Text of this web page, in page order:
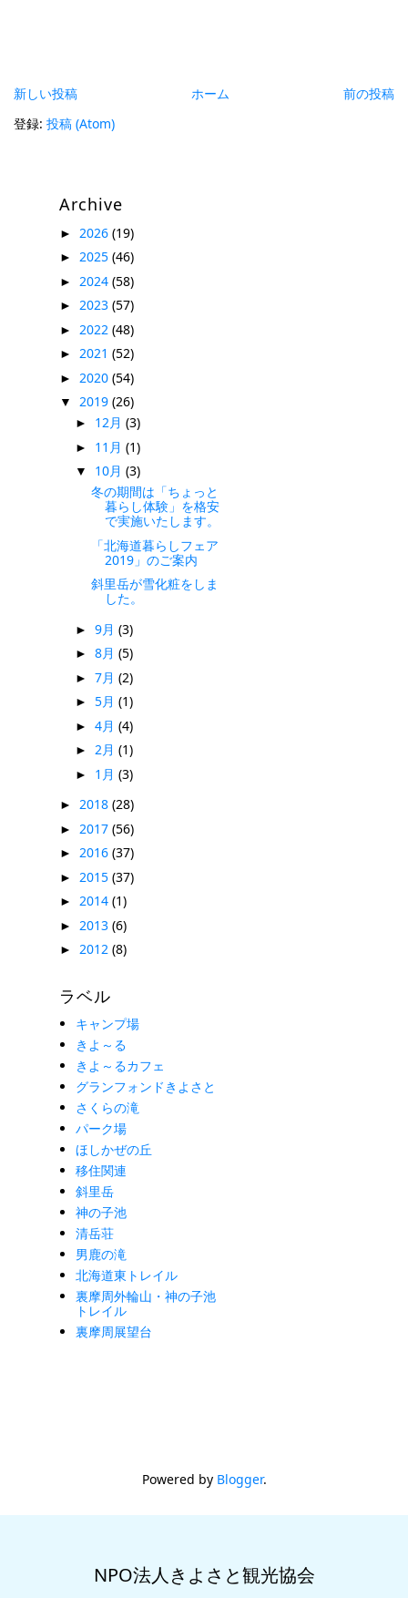
新しい投稿 前の投稿
ホーム
登録: 投稿 (Atom)
Archive
► 2026 (19)
► 2025 (46)
► 2024 (58)
► 2023 (57)
► 2022 (48)
► 2021 (52)
► 2020 (54)
▼ 2019 (26)
► 12月 (3)
► 11月 (1)
▼ 10月 (3)
冬の期間は「ちょっと
暮らし体験」を格安
で実施いたします。
「北海道暮らしフェア
2019」のご案内
斜里岳が雪化粧をしま
した。
► 9月 (3)
► 8月 (5)
► 7月 (2)
► 5月 (1)
► 4月 (4)
► 2月 (1)
► 1月 (3)
► 2018 (28)
► 2017 (56)
► 2016 (37)
► 2015 (37)
► 2014 (1)
► 2013 (6)
► 2012 (8)
ラベル
キャンプ場
きよ～る
きよ～るカフェ
グランフォンドきよさと
さくらの滝
パーク場
ほしかぜの丘
移住関連
斜里岳
神の子池
清岳荘
男鹿の滝
北海道東トレイル
裏摩周外輪山・神の子池
トレイル
裏摩周展望台
Powered by Blogger.
NPO法人きよさと観光協会